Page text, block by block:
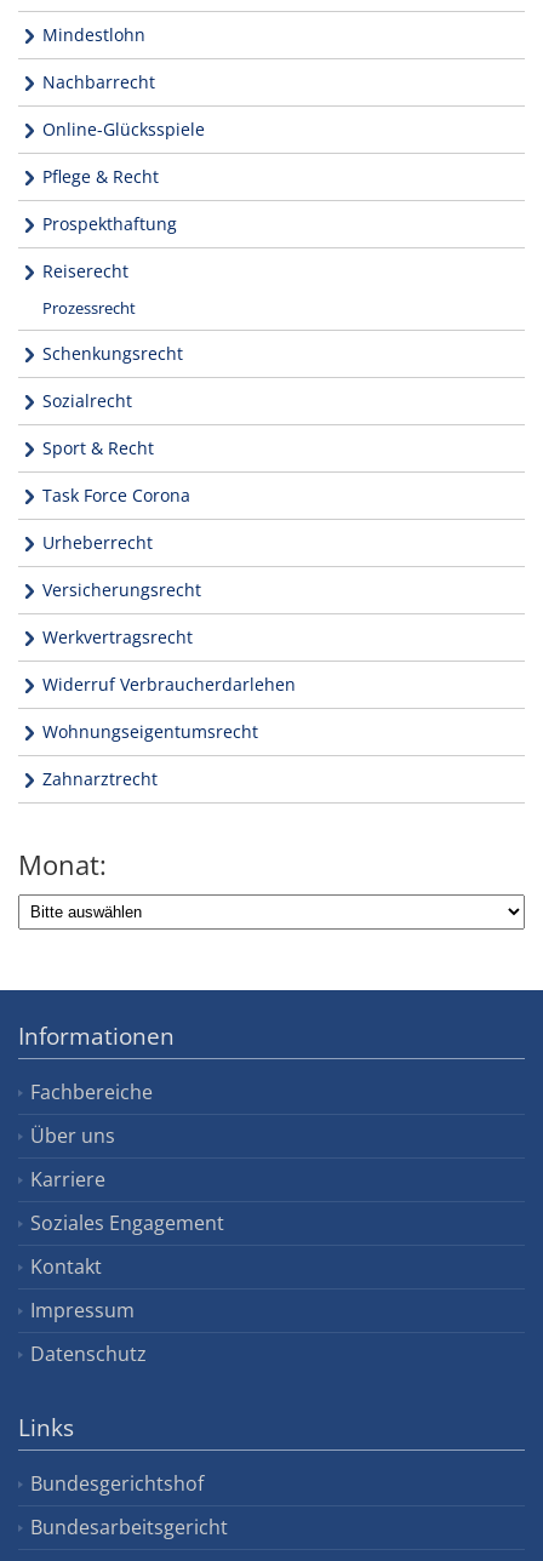
Mindestlohn
Nachbarrecht
Online-Glücksspiele
Pflege & Recht
Prospekthaftung
Reiserecht
Prozessrecht
Schenkungsrecht
Sozialrecht
Sport & Recht
Task Force Corona
Urheberrecht
Versicherungsrecht
Werkvertragsrecht
Widerruf Verbraucherdarlehen
Wohnungseigentumsrecht
Zahnarztrecht
Monat:
Informationen
Fachbereiche
Über uns
Karriere
Soziales Engagement
Kontakt
Impressum
Datenschutz
Links
Bundesgerichtshof
Bundesarbeitsgericht